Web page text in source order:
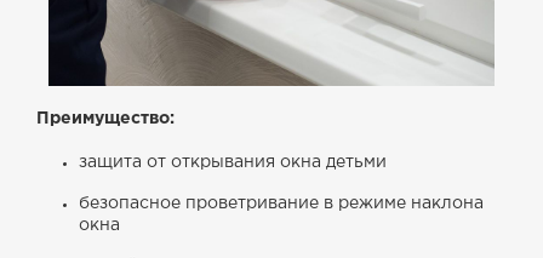
Преимущество:
защита от открывания окна детьми
безопасное проветривание в режиме наклона
окна